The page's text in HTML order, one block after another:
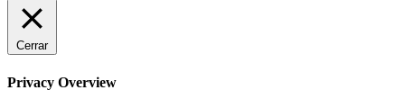
Cerrar
Privacy Overview